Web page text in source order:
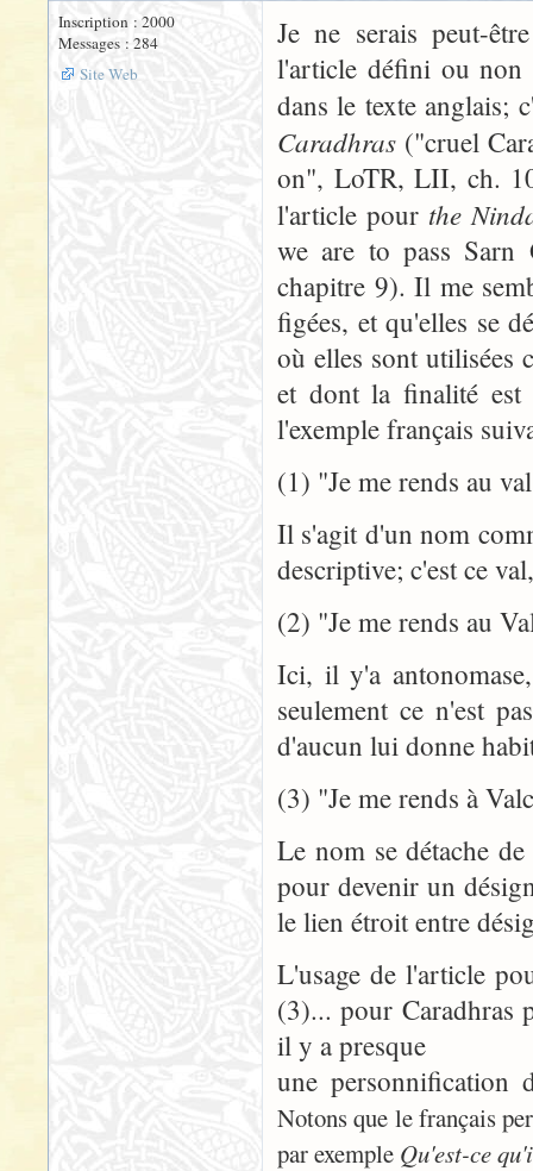
Inscription : 2000
Messages : 284
Site Web
Je ne serais peut-
l'article défini ou non
dans le texte anglais;
Caradhras ("cruel
on", LoTR, LII, ch.
l'article pour the
we are to pass
chapitre 9). Il me
figées, et qu'elles se
où elles sont utilisées
et dont la finalité est
l'exemple français
(1) "Je me rends au
Il s'agit d'un nom
descriptive; c'est ce
(2) "Je me rends au
Ici, il y'a
seulement ce n'est
d'aucun lui donne
(3) "Je me rends à
Le nom se détache
pour devenir un
le lien étroit entre
L'usage de l'article
(3)... pour Caradhras
il y a presque
une personnification
Notons que le français
par exemple Qu'est-ce